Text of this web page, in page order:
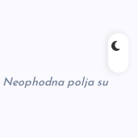
Neophodna polja su